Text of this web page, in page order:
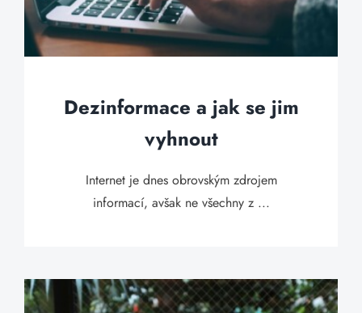
Dezinformace a jak se jim
vyhnout
Internet je dnes obrovským zdrojem
informací, avšak ne všechny z ...